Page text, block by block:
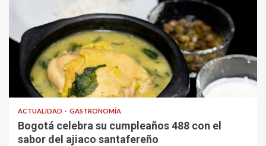
ACTUALIDAD GASTRONOMÍA
Bogotá celebra su cumpleaños 488 con el
sabor del ajiaco santafereño